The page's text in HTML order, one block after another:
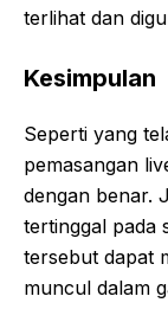
terlihat dan
Kesimpulan
Seperti yang
pemasangan
dengan benar.
tertinggal pada
tersebut dapat
muncul dalam